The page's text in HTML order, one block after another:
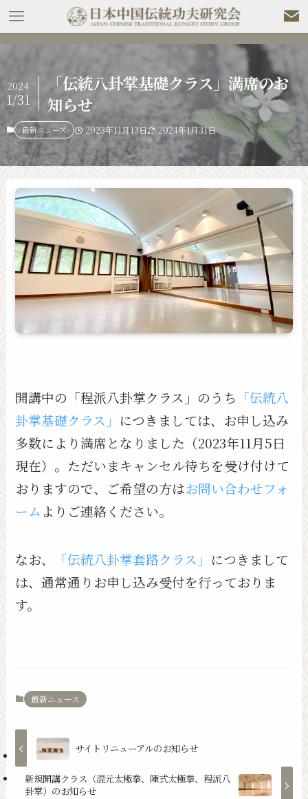
「伝統八卦掌基礎クラス」満席のお
知らせ
2024
1/31
最新ニュース 2023年11月13日 2024年1月31日
開講中の「程派八卦掌クラス」のうち 「伝統八
卦掌基礎クラス」 につきましては、お申し込み
多数により満席となりました（2023年11月5日
現在）。ただいまキャンセル待ちを受け付けて
おりますので、ご希望の方はお問い合わせフォ
ーム よりご連絡ください。
なお、 「伝統八卦掌套路クラス」 につきまして
は、通常通りお申し込み受付を行っておりま
す。
最新ニュース
サイトリニューアルのお知らせ
新規開講クラス（混元太極拳、陳式太極拳、程派八
卦掌）のお知らせ